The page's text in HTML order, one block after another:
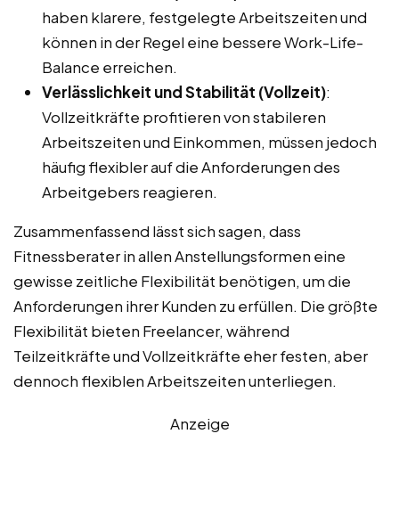
haben klarere, festgelegte Arbeitszeiten und
können in der Regel eine bessere Work-Life-
Balance erreichen.
Verlässlichkeit und Stabilität (Vollzeit):
Vollzeitkräfte profitieren von stabileren
Arbeitszeiten und Einkommen, müssen jedoch
häufig flexibler auf die Anforderungen des
Arbeitgebers reagieren.
Zusammenfassend lässt sich sagen, dass
Fitnessberater in allen Anstellungsformen eine
gewisse zeitliche Flexibilität benötigen, um die
Anforderungen ihrer Kunden zu erfüllen. Die größte
Flexibilität bieten Freelancer, während
Teilzeitkräfte und Vollzeitkräfte eher festen, aber
dennoch flexiblen Arbeitszeiten unterliegen.
Anzeige